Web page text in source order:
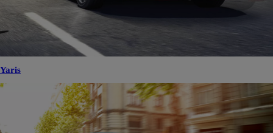
Yaris